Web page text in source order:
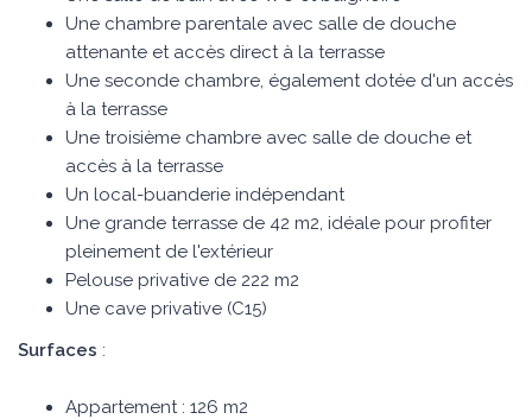
Une chambre parentale avec salle de douche
attenante et accès direct à la terrasse
Une seconde chambre, également dotée d'un accès
à la terrasse
Une troisième chambre avec salle de douche et
accès à la terrasse
Un local-buanderie indépendant
Une grande terrasse de 42 m2, idéale pour profiter
pleinement de l'extérieur
Pelouse privative de 222 m2
Une cave privative (C15)
Surfaces :
Appartement : 126 m2